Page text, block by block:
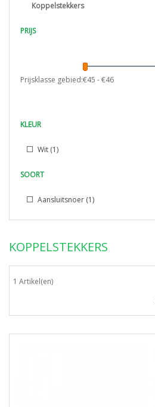
Koppelstekkers
PRIJS
Prijsklasse gebied:€45 - €46
KLEUR
Wit (1)
SOORT
Aansluitsnoer (1)
KOPPELSTEKKERS
1 Artikel(en)